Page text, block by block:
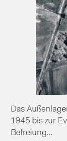
Das
1945 bis zur
Befreiung...